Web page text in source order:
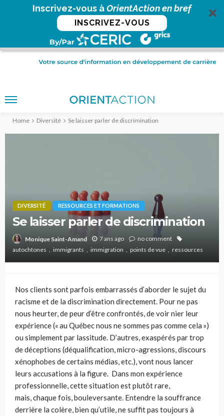
Inscrivez-vous àOrientAction en bref
INSCRIVEZ-VOUS
Home Diversité Se laisser parler de discrimination
DIVERSITÉ RESSOURCES ET FORMATIONS
Se laisser parler de discrimination
Monique Saint-Amand 7 ans ago
no comment
autochtones
immigrants immigration points de vue ressources
Nos clients sont parfois embarrassés d’aborder le sujet du
racisme et de la discrimination directement. Pour ne pas
nous heurter, de peur d’être confrontés, de voir nier leur
expérience (« au Québec nous ne sommes pas comme cela »)
ou simplement par lassitude. D’autres, exaspérés par trop
de déceptions (déqualification, micro-agressions, discours
xénophobes de certains médias, etc.),vont nous lancer
leurs accusations à la figure. Dans mon expérience
professionnelle, cette situation est plutôt rare,
mais,chaque fois, bouleversante. Entendre la souffrance
derrière la colère, bien qu’utile, ne suffit pas toujours à